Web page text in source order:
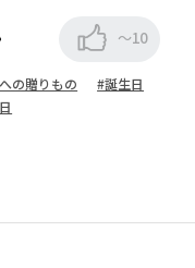
～10
の贈りもの
#誕生日